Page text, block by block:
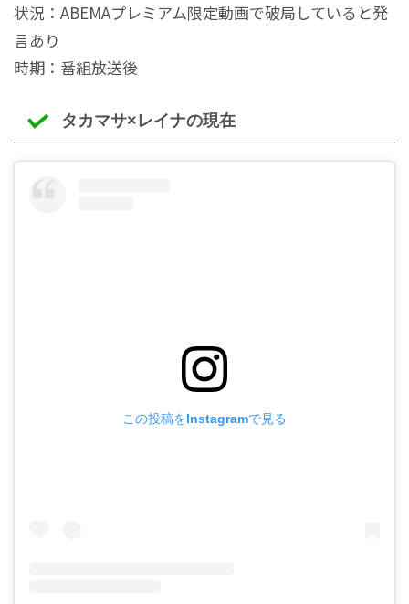
状況：ABEMAプレミアム限定動画で破局していると発
言あり
時期：番組放送後
タカマサ×レイナの現在
この投稿をInstagramで見る